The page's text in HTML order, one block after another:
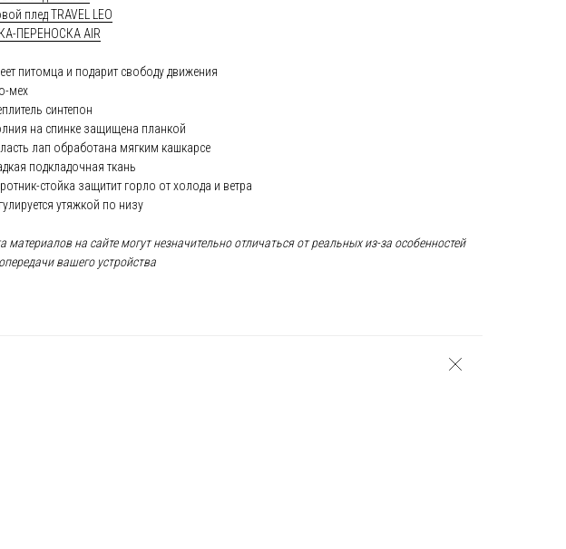
плед TRAVEL LEO
ПЕРЕНОСКА AIR
питомца и подарит свободу движения
мех
синтепон
на спинке защищена планкой
лап обработана мягким кашкарсе
подкладочная ткань
стойка защитит горло от холода и ветра
утяжкой по низу
материалов на сайте могут незначительно отличаться от реальных из-за особенностей
вашего устройства